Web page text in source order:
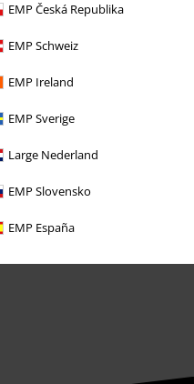
EMP Česká Republika
EMP Schweiz
EMP Ireland
EMP Sverige
Large Nederland
EMP Slovensko
EMP España